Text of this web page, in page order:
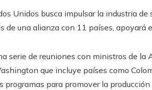
Unidos busca impulsar la industria
de una alianza con 11 países, apoyará
serie de reuniones con ministros de
que incluye países como
programas para promover la